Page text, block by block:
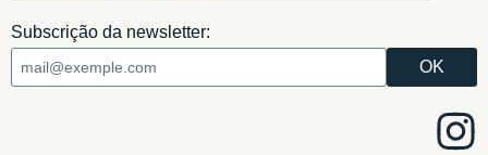
Subscrição da newsletter: